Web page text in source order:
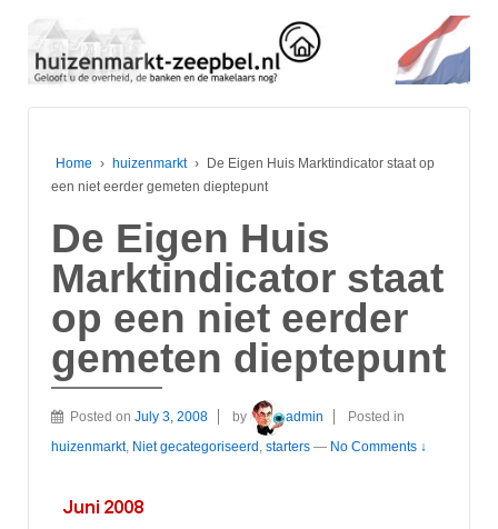
Home › huizenmarkt ›
De Eigen Huis Marktindicator staat op
een niet eerder gemeten dieptepunt
De Eigen Huis
Marktindicator staat
op een niet eerder
gemeten dieptepunt
Posted on July 3, 2008 by admin
Posted in
huizenmarkt, Niet gecategoriseerd starters — No Comments ↓